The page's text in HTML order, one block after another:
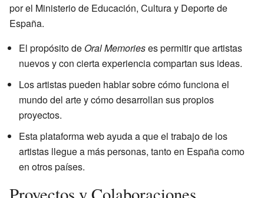
por el Ministerio de Educación, Cultura y Deporte de
España.
El propósito de Oral Memorieses permitir que artistas
nuevos y con cierta experiencia compartan sus ideas.
Los artistas pueden hablar sobre cómo funciona el
mundo del arte y cómo desarrollan sus propios
proyectos.
Esta plataforma web ayuda a que el trabajo de los
artistas llegue a más personas, tanto en España como
en otros países.